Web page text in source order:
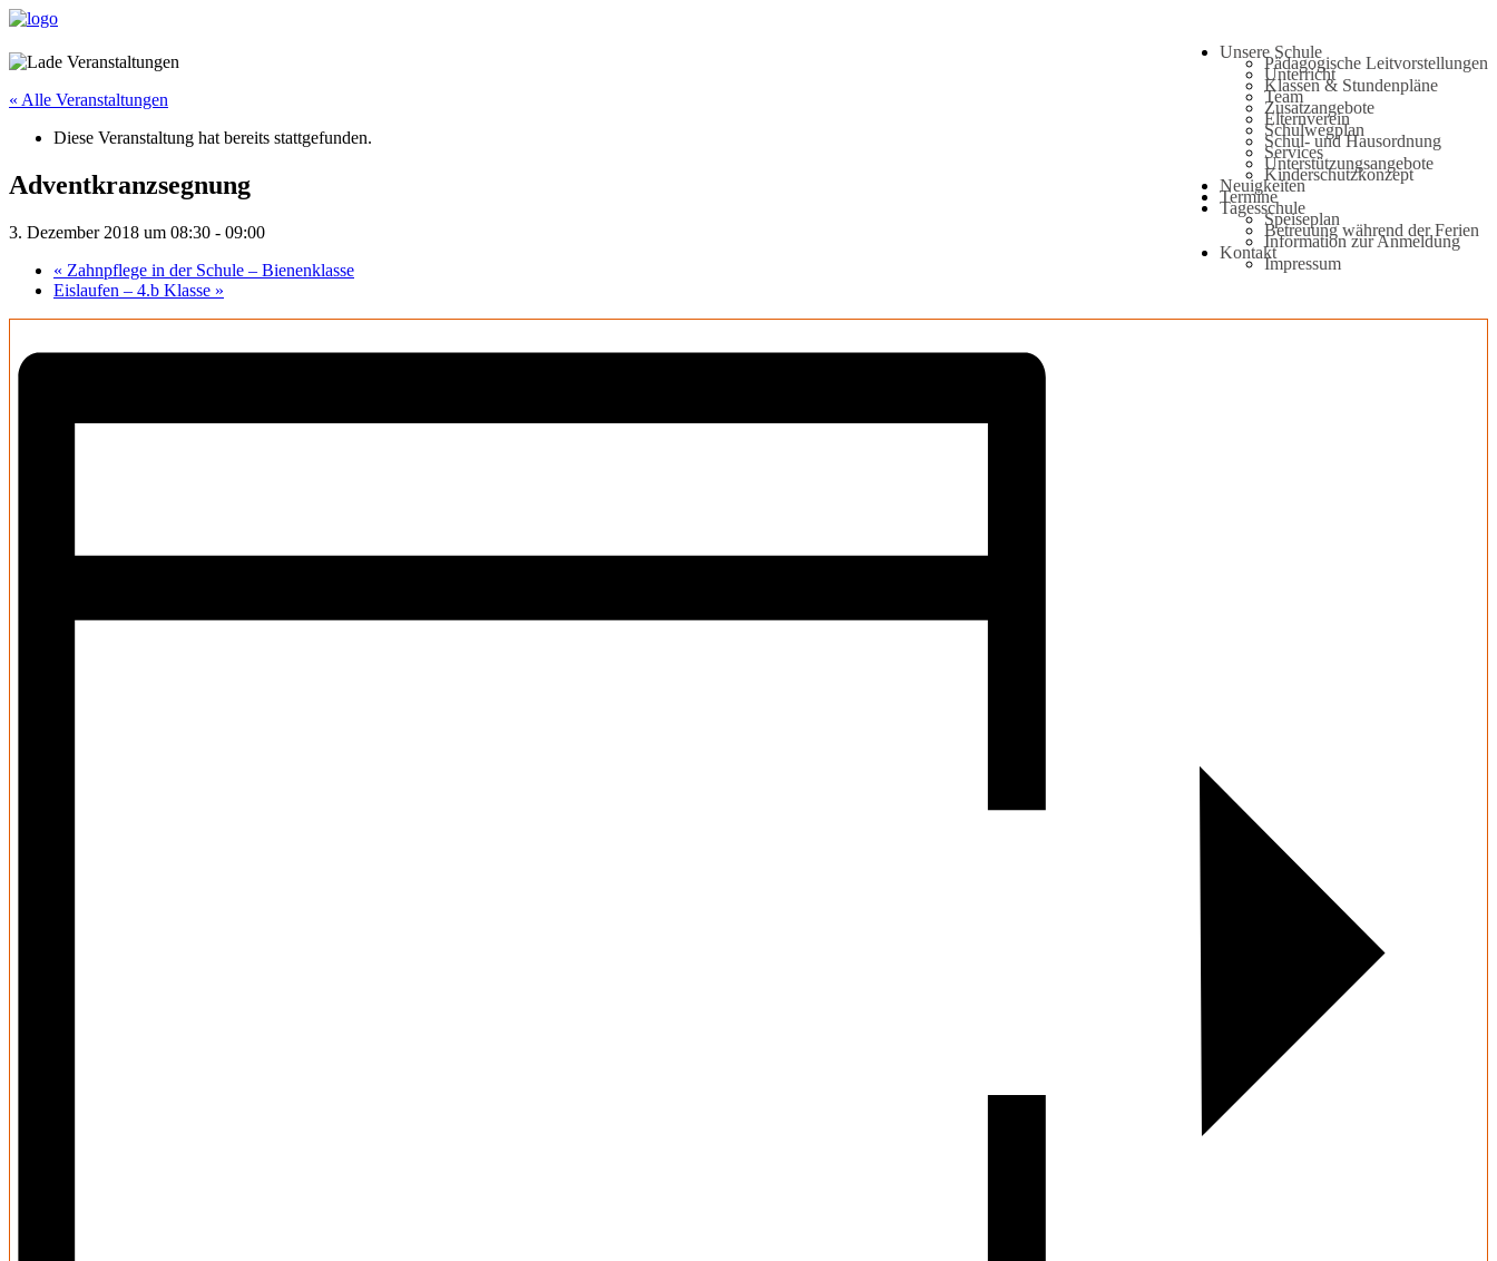
Unsere Schule
Pädagogische Leitvorstellungen
Unterricht
Klassen & Stundenpläne
Team
Zusatzangebote
Elternverein
Schulwegplan
Schul- und Hausordnung
Services
Unterstützungsangebote
Kinderschutzkonzept
Neuigkeiten
Termine
Tagesschule
Speiseplan
Betreuung während der Ferien
Information zur Anmeldung
Kontakt
Impressum
« Alle Veranstaltungen
Diese Veranstaltung hat bereits stattgefunden.
Adventkranzsegnung
3. Dezember 2018 um 08:30 - 09:00
« Zahnpflege in der Schule – Bienenklasse
Eislaufen – 4.b Klasse »